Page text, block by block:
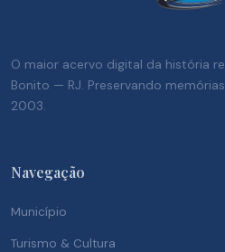
O maior acervo digital da história
Bonito — RJ. Preservando
2003.
Navegação
Município
Turismo & Cultura